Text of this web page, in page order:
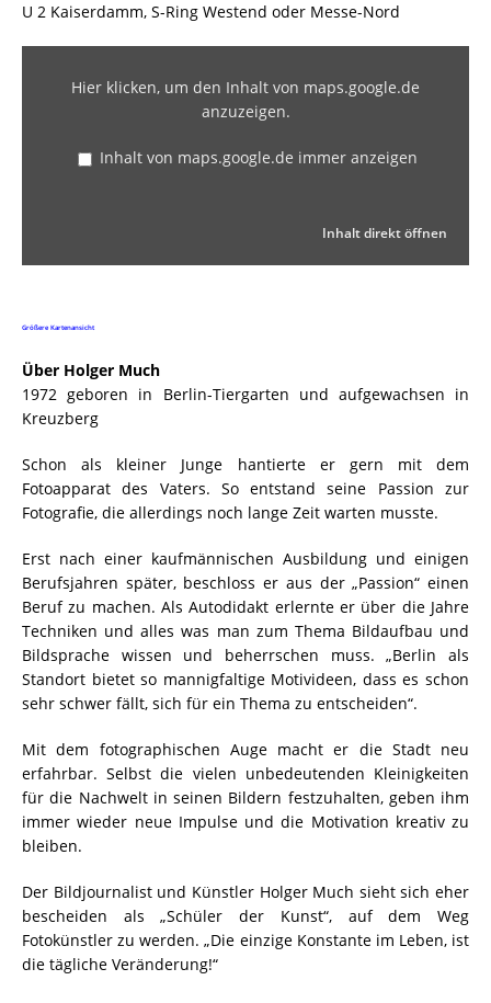
U 2 Kaiserdamm, S-Ring Westend oder Messe-Nord
Hier klicken, um den Inhalt von maps.google.de
anzuzeigen.
Inhalt von maps.google.de immer anzeigen
Inhalt direkt öffnen
Größere Kartenansicht
Über Holger Much
1972 geboren in Berlin-Tiergarten und aufgewachsen in
Kreuzberg
Schon als kleiner Junge hantierte er gern mit dem
Fotoapparat des Vaters. So entstand seine Passion zur
Fotografie, die allerdings noch lange Zeit warten musste.
Erst nach einer kaufmännischen Ausbildung und einigen
Berufsjahren später, beschloss er aus der „Passion“ einen
Beruf zu machen. Als Autodidakt erlernte er über die Jahre
Techniken und alles was man zum Thema Bildaufbau und
Bildsprache wissen und beherrschen muss. „Berlin als
Standort bietet so mannigfaltige Motivideen, dass es schon
sehr schwer fällt, sich für ein Thema zu entscheiden“.
Mit dem fotographischen Auge macht er die Stadt neu
erfahrbar. Selbst die vielen unbedeutenden Kleinigkeiten
für die Nachwelt in seinen Bildern festzuhalten, geben ihm
immer wieder neue Impulse und die Motivation kreativ zu
bleiben.
Der Bildjournalist und Künstler Holger Much sieht sich eher
bescheiden als „Schüler der Kunst“, auf dem Weg
Fotokünstler zu werden. „Die einzige Konstante im Leben, ist
die tägliche Veränderung!“